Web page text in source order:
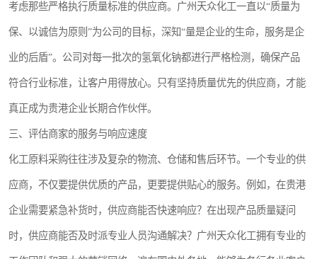
考虑那些严格执行质量标准的供应商。广州天众化工一直以“质量为
保、以诚信为原则”为公司的目标，深知“量是企业的生命，服务是企
业的后盾”。公司对每一批次的氢氧化钠都进行严格检测，确保产品
符合行业标准，让客户用得放心。只有坚持质量优先的供应商，才能
真正成为贵港企业长期合作伙伴。
三、评估商家的服务与响应速度
化工原料采购往往涉及复杂的物流、仓储和售后环节。一个专业的供
应商，不仅要提供优质的产品，更要提供贴心的服务。例如，在贵港
企业需要紧急补货时，供应商能否快速响应？在出现产品质量疑问
时，供应商能否及时派专业人员沟通解决？广州天众化工拥有专业的